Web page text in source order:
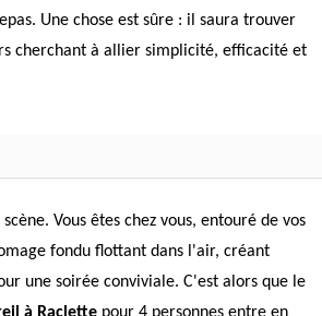
Une chose est sûre : il saura trouver
cherchant à allier simplicité, efficacité et
Vous êtes chez vous, entouré de vos
fondu flottant dans l'air, créant
une soirée conviviale. C'est alors que le